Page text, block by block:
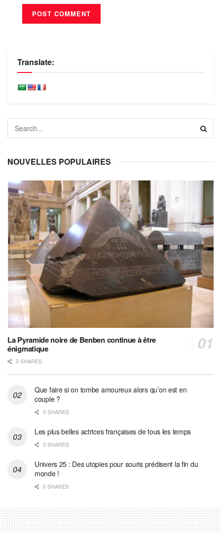
Translate:
NOUVELLES POPULAIRES
La Pyramide noire de Benben continue à être
énigmatique
0 SHARES
Que faire si on tombe amoureux alors qu’on est en
couple ?
0 SHARES
Les plus belles actrices françaises de tous les temps
0 SHARES
Univers 25 : Des utopies pour souris prédisent la fin du
monde !
0 SHARES